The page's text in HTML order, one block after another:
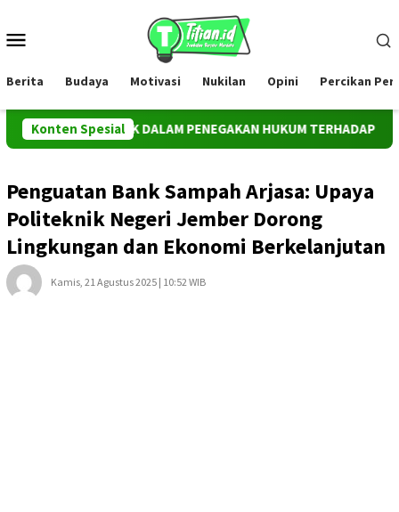
konten
Berita Budaya Motivasi Nukilan Opini Percikan
Konten Spesial
PUBLIK DALAM PENEGAKAN HUKUM TERHADAP KEJAHATAN
Penguatan Bank Sampah Arjasa: Upaya
Politeknik Negeri Jember Dorong
Lingkungan dan Ekonomi Berkelanjutan
Kamis, 21 Agustus 2025 | 10:52 WIB